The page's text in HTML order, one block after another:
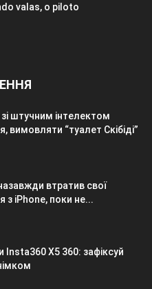
valas, o piloto
штучним інтелектом
вимовляти “туалет Скібіді”
втратив свої
з iPhone, поки не...
Insta360 X5 360: зафіксуй